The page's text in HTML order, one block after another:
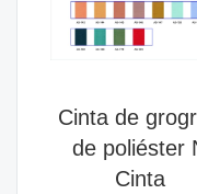
Cinta de
de poliéster
Cinta